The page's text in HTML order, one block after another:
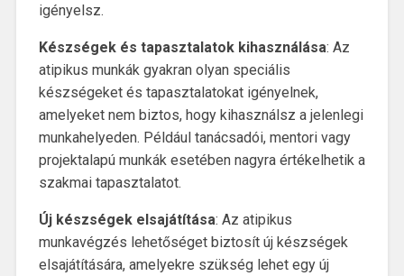
igényelsz.
Készségek és tapasztalatok kihasználása: Az
atipikus munkák gyakran olyan speciális
készségeket és tapasztalatokat igényelnek,
amelyeket nem biztos, hogy kihasználsz a jelenlegi
munkahelyeden. Például tanácsadói, mentori vagy
projektalapú munkák esetében nagyra értékelhetik a
szakmai tapasztalatot.
Új készségek elsajátítása: Az atipikus
munkavégzés lehetőséget biztosít új készségek
elsajátítására, amelyekre szükség lehet egy új